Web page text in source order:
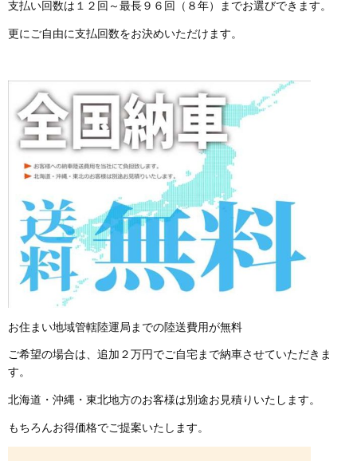
支払い回数は１２回～最長９６回（８年）までお選びできます。
更にご自由に支払回数をお決めいただけます。
お住まい地域管轄陸運局までの陸送費用が無料
ご希望の場合は、追加２万円でご自宅まで納車させていただきま
す。
北海道・沖縄・東北地方のお客様は別途お見積りいたします。
もちろんお得価格でご提案いたします。